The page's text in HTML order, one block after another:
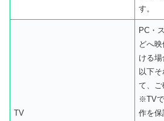
す。
TV
PC・
どへ
ける場
以下
て、ご
※TV
作を